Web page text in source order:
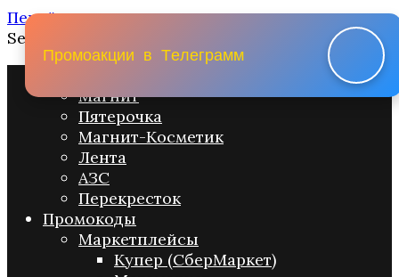
Перейти к содержанию
Search for:
Магнит
Пятерочка
Магнит-Косметик
Лента
АЗС
Перекресток
Промокоды
Маркетплейсы
Купер (СберМаркет)
Промоакции в Телеграмм